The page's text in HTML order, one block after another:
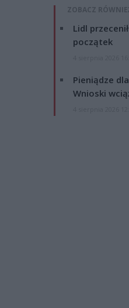
ZOBACZ
Lidl
początek
Pieniądze
Wnioski